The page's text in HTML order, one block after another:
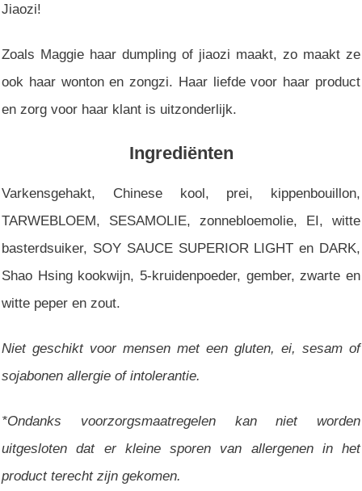
Jiaozi!
Zoals Maggie haar dumpling of jiaozi maakt, zo maakt ze
ook haar wonton en zongzi. Haar liefde voor haar product
en zorg voor haar klant is uitzonderlijk.
Ingrediënten
Varkensgehakt, Chinese kool, prei, kippenbouillon,
TARWEBLOEM, SESAMOLIE, zonnebloemolie, EI, witte
basterdsuiker, SOY SAUCE SUPERIOR LIGHT en DARK,
Shao Hsing kookwijn, 5-kruidenpoeder, gember, zwarte en
witte peper en zout.
Niet geschikt voor mensen met een gluten, ei, sesam of
sojabonen allergie of intolerantie.
*Ondanks voorzorgsmaatregelen kan niet worden
uitgesloten dat er kleine sporen van allergenen in het
product terecht zijn gekomen.